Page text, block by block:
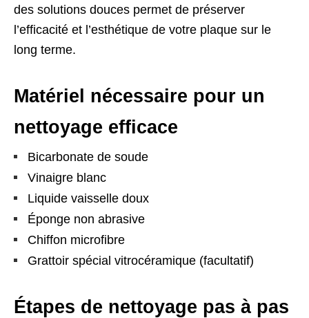
des solutions douces permet de préserver
l’efficacité et l’esthétique de votre plaque sur le
long terme.
Matériel nécessaire pour un
nettoyage efficace
Bicarbonate de soude
Vinaigre blanc
Liquide vaisselle doux
Éponge non abrasive
Chiffon microfibre
Grattoir spécial vitrocéramique (facultatif)
Étapes de nettoyage pas à pas